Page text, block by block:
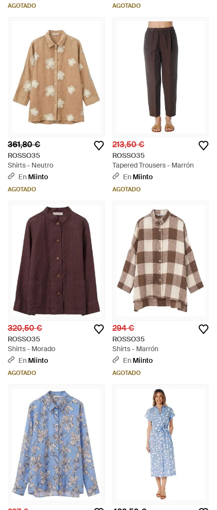
AGOTADO AGOTADO
361,80 €
ROSSO35
Shirts - Neutro
En Miinto
AGOTADO
213,50 €
ROSSO35
Tapered Trousers - Marrón
En Miinto
AGOTADO
320,50 €
ROSSO35
Shirts - Morado
En Miinto
AGOTADO
294 €
ROSSO35
Shirts - Marrón
En Miinto
AGOTADO